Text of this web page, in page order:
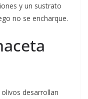
y un sustrato
no se encharque.
desarrollan